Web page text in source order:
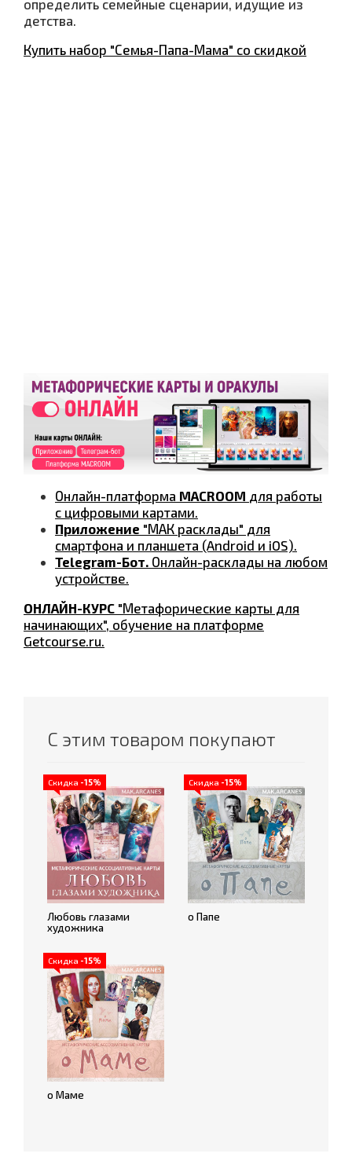
определить семейные сценарии, идущие из
детства.
Купить набор "Семья-Папа-Мама" со скидкой
Онлайн-платформа MACROOM для работы
с цифровыми картами.
Приложение "МАК расклады" для
смартфона и планшета (Android и iOS).
Telegram-Бот. Онлайн-расклады на любом
устройстве.
ОНЛАЙН-КУРС "Метафорические карты для
начинающих", обучение на платформе
Getcourse.ru.
С этим товаром покупают
Скидка -15%
Любовь глазами
художника
Скидка -15%
о Папе
Скидка -15%
о Маме